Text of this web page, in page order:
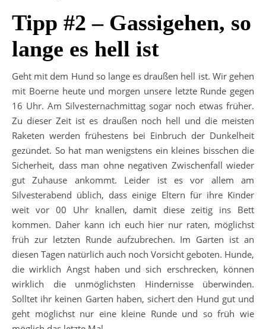
Tipp #2 – Gassigehen, so
lange es hell ist
Geht mit dem Hund so lange es draußen hell ist. Wir gehen
mit Boerne heute und morgen unsere letzte Runde gegen
16 Uhr. Am Silvesternachmittag sogar noch etwas früher.
Zu dieser Zeit ist es draußen noch hell und die meisten
Raketen werden frühestens bei Einbruch der Dunkelheit
gezündet. So hat man wenigstens ein kleines bisschen die
Sicherheit, dass man ohne negativen Zwischenfall wieder
gut Zuhause ankommt. Leider ist es vor allem am
Silvesterabend üblich, dass einige Eltern für ihre Kinder
weit vor 00 Uhr knallen, damit diese zeitig ins Bett
kommen. Daher kann ich euch hier nur raten, möglichst
früh zur letzten Runde aufzubrechen. Im Garten ist an
diesen Tagen natürlich auch noch Vorsicht geboten. Hunde,
die wirklich Angst haben und sich erschrecken, können
wirklich die unmöglichsten Hindernisse überwinden.
Solltet ihr keinen Garten haben, sichert den Hund gut und
geht möglichst nur eine kleine Runde und so früh wie